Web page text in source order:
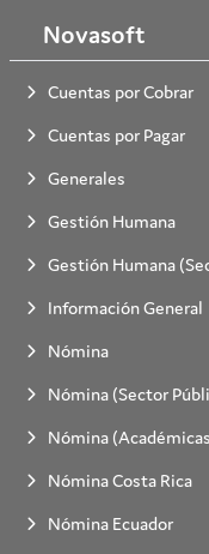
Novasoft
Cuentas por Cobrar
Cuentas por Pagar
Generales
Gestión Humana
Gestión Humana
Información General
Nómina
Nómina (Sector
Nómina
Nómina Costa Rica
Nómina Ecuador